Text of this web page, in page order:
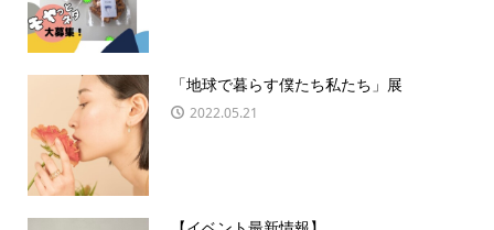
「地球で暮らす僕たち私たち」展
2022.05.21